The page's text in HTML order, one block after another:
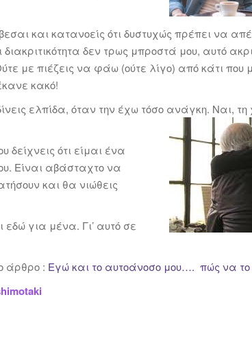
και κατανοείς ότι δυστυχώς πρέπει να
δεν τρως μπροστά μου, αυτό
με πιέζεις να φάω (ούτε λίγο) από κάτι που
κακό!
ελπίδα, όταν την έχω τόσο ανάγκη. Ναι, τη
δείχνεις ότι είμαι ένα
Είναι αβάσταχτο να
και θα νιώθεις
εδώ για μένα. Γι’ αυτό σε
άρθρο : Εγώ και το αυτοάνοσο μου…. πώς να